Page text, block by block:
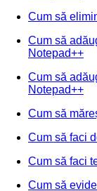
Cum să
Cum să
Notepad++
Cum să
Notepad++
Cum să
Cum să faci
Cum să faci
Cum să